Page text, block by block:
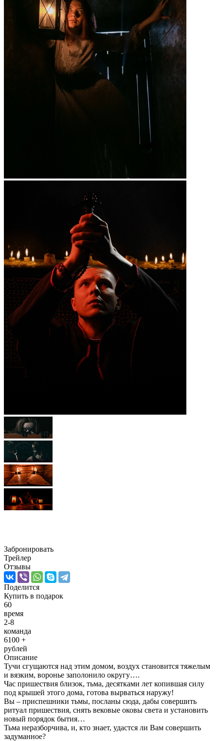
Забронировать
Трейлер
Отзывы
Поделится
Купить в подарок
60
время
2-8
команда
6100 +
рублей
Описание
Тучи сгущаются над этим домом, воздух становится тяжелым
и вязким, воронье заполонило округу….
Час пришествия близок, тьма, десятками лет копившая силу
под крышей этого дома, готова вырваться наружу!
Вы – приспешники тьмы, посланы сюда, дабы совершить
ритуал пришествия, снять вековые оковы света и установить
новый порядок бытия…
Тьма неразборчива, и, кто знает, удастся ли Вам совершить
задуманное?